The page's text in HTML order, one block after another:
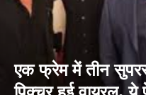
एक फ्रेम में तीन